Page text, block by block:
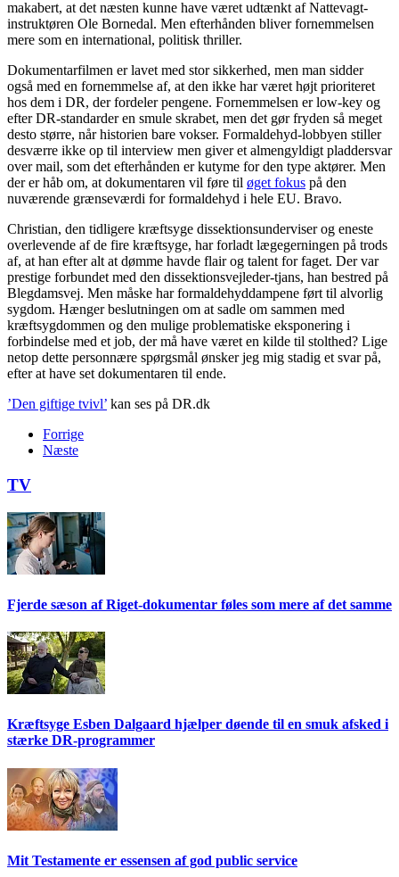
makabert, at det næsten kunne have været udtænkt af Nattevagt-
instruktøren Ole Bornedal. Men efterhånden bliver fornemmelsen
mere som en international, politisk thriller.
Dokumentarfilmen er lavet med stor sikkerhed, men man sidder
også med en fornemmelse af, at den ikke har været højt prioriteret
hos dem i DR, der fordeler pengene. Fornemmelsen er low-key og
efter DR-standarder en smule skrabet, men det gør fryden så meget
desto større, når historien bare vokser. Formaldehyd-lobbyen stiller
desværre ikke op til interview men giver et almengyldigt pladdersvar
over mail, som det efterhånden er kutyme for den type aktører. Men
der er håb om, at dokumentaren vil føre til øget fokus på den
nuværende grænseværdi for formaldehyd i hele EU. Bravo.
Christian, den tidligere kræftsyge dissektionsunderviser og eneste
overlevende af de fire kræftsyge, har forladt lægegerningen på trods
af, at han efter alt at dømme havde flair og talent for faget. Der var
prestige forbundet med den dissektionsvejleder-tjans, han bestred på
Blegdamsvej. Men måske har formaldehyddampene ført til alvorlig
sygdom. Hænger beslutningen om at sadle om sammen med
kræftsygdommen og den mulige problematiske eksponering i
forbindelse med et job, der må have været en kilde til stolthed? Lige
netop dette personnære spørgsmål ønsker jeg mig stadig et svar på,
efter at have set dokumentaren til ende.
’Den giftige tvivl’ kan ses på DR.dk
Forrige
Næste
TV
Fjerde sæson af Riget-dokumentar føles som mere af det samme
Kræftsyge Esben Dalgaard hjælper døende til en smuk afsked i
stærke DR-programmer
Mit Testamente er essensen af god public service